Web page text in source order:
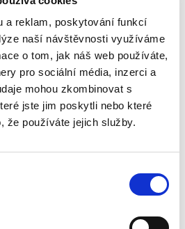
a reklam, poskytování funkcí
naší návštěvnosti využíváme
o tom, jak náš web používáte,
pro sociální média, inzerci a
mohou zkombinovat s
jste jim poskytli nebo které
že používáte jejich služby.
Petr Václavek ,Magdaléna Lukášová ,Tereza
je nejen z důvodu
cizinců pobývajících na
z hlediska významu
v politické debatě jedním z